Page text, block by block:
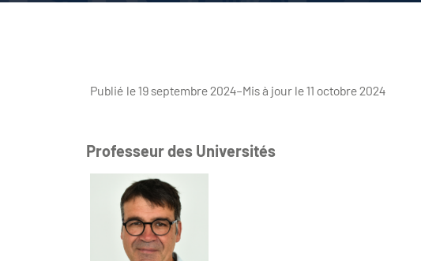
Publié le 19 septembre 2024–Mis à jour le 11 octobre 2024
Professeur des Universités